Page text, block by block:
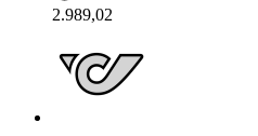
2.989,02